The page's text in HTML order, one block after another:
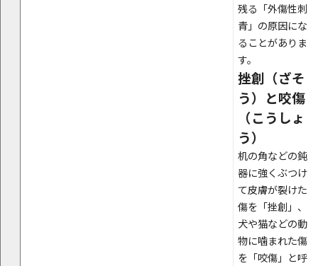
残る「外傷性刺
青」の原因にな
ることがありま
す。
挫創（ざそ
う）と咬傷
（こうしょ
う）
机の角などの鈍
器に強くぶつけ
て皮膚が裂けた
傷を「挫創」、
犬や猫などの動
物に噛まれた傷
を「咬傷」と呼